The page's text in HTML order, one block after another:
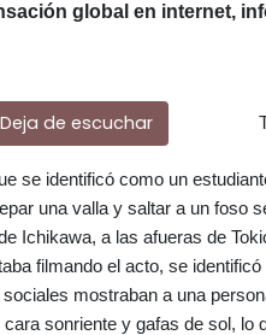
global en internet,
Deja de escuchar
se identificó como un
una valla y saltar a un foso
Ichikawa, a las afueras de
filmando el acto, se
mostraban a una
sonriente y gafas de sol, lo